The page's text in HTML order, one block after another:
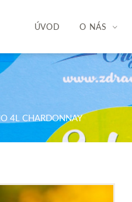
ÚVOD O NÁS
4L CHARDONNAY